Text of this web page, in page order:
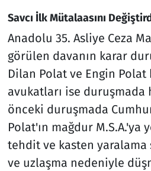
Savcı İlk Mütalaasını
Anadolu 35. Asliye Ceza
görülen davanın karar
Dilan Polat ve Engin Polat
avukatları ise duruşmada
önceki duruşmada
Polat'ın mağdur M.S.A.'ya
tehdit ve kasten yaralama
ve uzlaşma nedeniyle